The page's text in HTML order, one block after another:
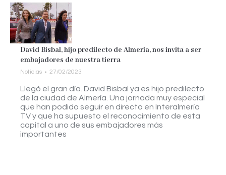
David Bisbal, hijo predilecto de Almería, nos invita a ser
embajadores de nuestra tierra
Noticias 27/02/2023
Llegó el gran día. David Bisbal ya es hijo predilecto
de la ciudad de Almería. Una jornada muy especial
que han podido seguir en directo en Interalmería
TV y que ha supuesto el reconocimiento de esta
capital a uno de sus embajadores más
importantes